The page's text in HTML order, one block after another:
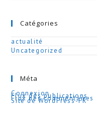
Catégories
actualité
Uncategorized
Méta
Connexion
Flux des publications
Flux des commentaires
Site de WordPress-FR